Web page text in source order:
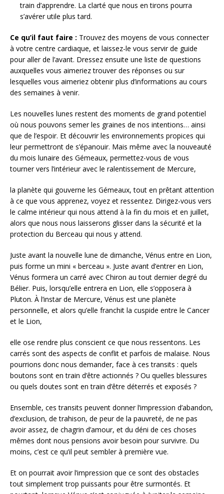
train d’apprendre. La clarté que nous en tirons pourra
s’avérer utile plus tard.
Ce qu’il faut faire : Trouvez des moyens de vous connecter
à votre centre cardiaque, et laissez-le vous servir de guide
pour aller de l’avant. Dressez ensuite une liste de questions
auxquelles vous aimeriez trouver des réponses ou sur
lesquelles vous aimeriez obtenir plus d’informations au cours
des semaines à venir.
Les nouvelles lunes restent des moments de grand potentiel
où nous pouvons semer les graines de nos intentions… ainsi
que de l’espoir. Et découvrir les environnements propices qui
leur permettront de s’épanouir. Mais même avec la nouveauté
du mois lunaire des Gémeaux, permettez-vous de vous
tourner vers l’intérieur avec le ralentissement de Mercure,
la planète qui gouverne les Gémeaux, tout en prêtant attention
à ce que vous apprenez, voyez et ressentez. Dirigez-vous vers
le calme intérieur qui nous attend à la fin du mois et en juillet,
alors que nous nous laisserons glisser dans la sécurité et la
protection du Berceau qui nous y attend.
Juste avant la nouvelle lune de dimanche, Vénus entre en Lion,
puis forme un mini « berceau ». Juste avant d’entrer en Lion,
Vénus formera un carré avec Chiron au tout dernier degré du
Bélier. Puis, lorsqu’elle entrera en Lion, elle s’opposera à
Pluton. À l’instar de Mercure, Vénus est une planète
personnelle, et alors qu’elle franchit la cuspide entre le Cancer
et le Lion,
elle ose rendre plus conscient ce que nous ressentons. Les
carrés sont des aspects de conflit et parfois de malaise. Nous
pourrions donc nous demander, face à ces transits : quels
boutons sont en train d’être actionnés ? Ou quelles blessures
ou quels doutes sont en train d’être déterrés et exposés ?
Ensemble, ces transits peuvent donner l’impression d’abandon,
d’exclusion, de trahison, de peur de la pauvreté, de ne pas
avoir assez, de chagrin d’amour, et du déni de ces choses
mêmes dont nous pensions avoir besoin pour survivre. Du
moins, c’est ce qu’il peut sembler à première vue.
Et on pourrait avoir l’impression que ce sont des obstacles
tout simplement trop puissants pour être surmontés. Et